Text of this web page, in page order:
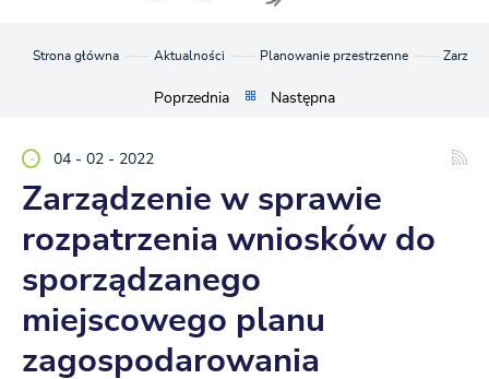
Strona główna Aktualności Planowanie przestrzenne
Poprzednia Następna
04 - 02 - 2022
Zarządzenie w sprawie
rozpatrzenia wniosków do
sporządzanego
miejscowego planu
zagospodarowania